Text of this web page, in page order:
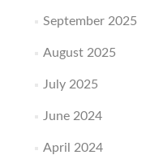
September 2025
August 2025
July 2025
June 2024
April 2024